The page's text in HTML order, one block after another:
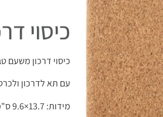
כיסוי
כיסוי דרכון משעם
עם תא לדרכון
מידות: 13.7×9.6 ס"מ.